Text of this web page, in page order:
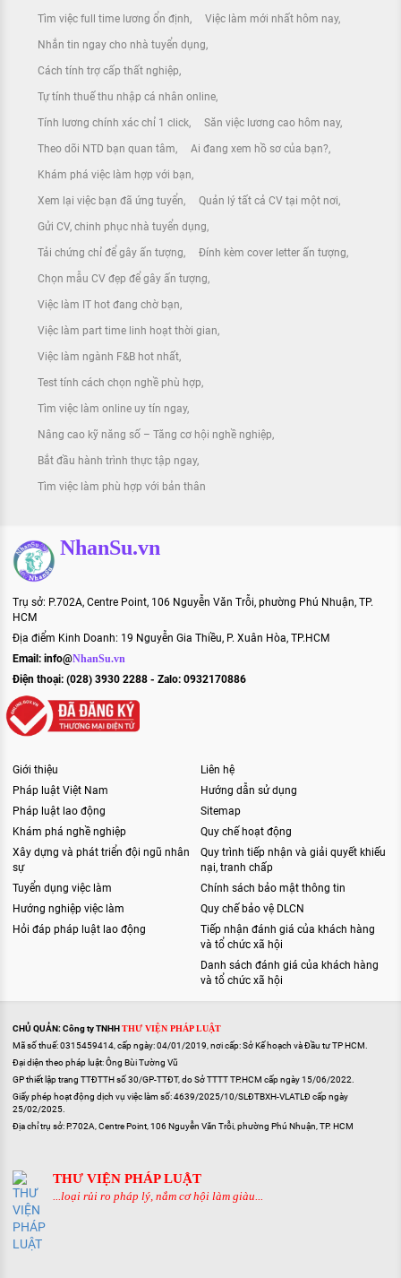
Tìm việc full time lương ổn định Việc làm mới nhất hôm nay
Nhắn tin ngay cho nhà tuyển dụng
Cách tính trợ cấp thất nghiệp
Tự tính thuế thu nhập cá nhân online
Tính lương chính xác chỉ 1 click Săn việc lương cao hôm nay
Theo dõi NTD bạn quan tâm Ai đang xem hồ sơ của bạn?
Khám phá việc làm hợp với bạn
Xem lại việc bạn đã ứng tuyển Quản lý tất cả CV tại một nơi
Gửi CV, chinh phục nhà tuyển dụng
Tải chứng chỉ để gây ấn tượng Đính kèm cover letter ấn tượng
Chọn mẫu CV đẹp để gây ấn tượng
Việc làm IT hot đang chờ bạn
Việc làm part time linh hoạt thời gian
Việc làm ngành F&B hot nhất
Test tính cách chọn nghề phù hợp
Tìm việc làm online uy tín ngay
Nâng cao kỹ năng số – Tăng cơ hội nghề nghiệp
Bắt đầu hành trình thực tập ngay
Tìm việc làm phù hợp với bản thân
NhanSu.vn
Trụ sở: P.702A, Centre Point, 106 Nguyễn Văn Trỗi, phường Phú Nhuận, TP.
HCM
Địa điểm Kinh Doanh: 19 Nguyễn Gia Thiều, P. Xuân Hòa, TP.HCM
Email: info@NhanSu.vn
Điện thoại: (028) 3930 2288 - Zalo: 0932170886
Giới thiệu
Pháp luật Việt Nam
Pháp luật lao động
Khám phá nghề nghiệp
Xây dựng và phát triển đội ngũ nhân
sự
Tuyển dụng việc làm
Hướng nghiệp việc làm
Hỏi đáp pháp luật lao động
Liên hệ
Hướng dẫn sử dụng
Sitemap
Quy chế hoạt động
Quy trình tiếp nhận và giải quyết khiếu
nại, tranh chấp
Chính sách bảo mật thông tin
Quy chế bảo vệ DLCN
Tiếp nhận đánh giá của khách hàng
và tổ chức xã hội
Danh sách đánh giá của khách hàng
và tổ chức xã hội
CHỦ QUẢN: Công ty TNHH THƯ VIỆN PHÁP LUẬT
Mã số thuế: 0315459414, cấp ngày: 04/01/2019, nơi cấp: Sở Kế hoạch và Đầu tư TP HCM.
Đại diện theo pháp luật: Ông Bùi Tường Vũ
GP thiết lập trang TTĐTTH số 30/GP-TTĐT, do Sở TTTT TP.HCM cấp ngày 15/06/2022.
Giấy phép hoạt động dịch vụ việc làm số: 4639/2025/10/SLĐTBXH-VLATLĐ cấp ngày
25/02/2025.
Địa chỉ trụ sở: P.702A, Centre Point, 106 Nguyễn Văn Trỗi, phường Phú Nhuận, TP. HCM
THƯ VIỆN PHÁP LUẬT
...loại rủi ro pháp lý, nắm cơ hội làm giàu...